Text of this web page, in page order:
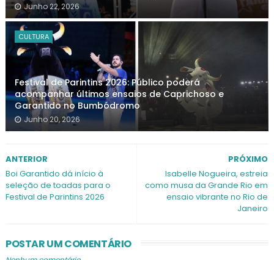
Junho 22, 2026
CULTURA
Festival de Parintins 2026: Público poderá
acompanhar últimos ensaios de Caprichoso e
Garantido no Bumbódromo
Junho 20, 2026
PRÓXIMO
Isabelle Nogueira, estreia
como musa da Grande Rio em
ensaio vibrante no Rio de
Janeiro
ANTERIOR
Boi Garantido dá início à
seleção de toadas para o
Festival de Parintins 2026
POSTAR UM COMENTÁRIO